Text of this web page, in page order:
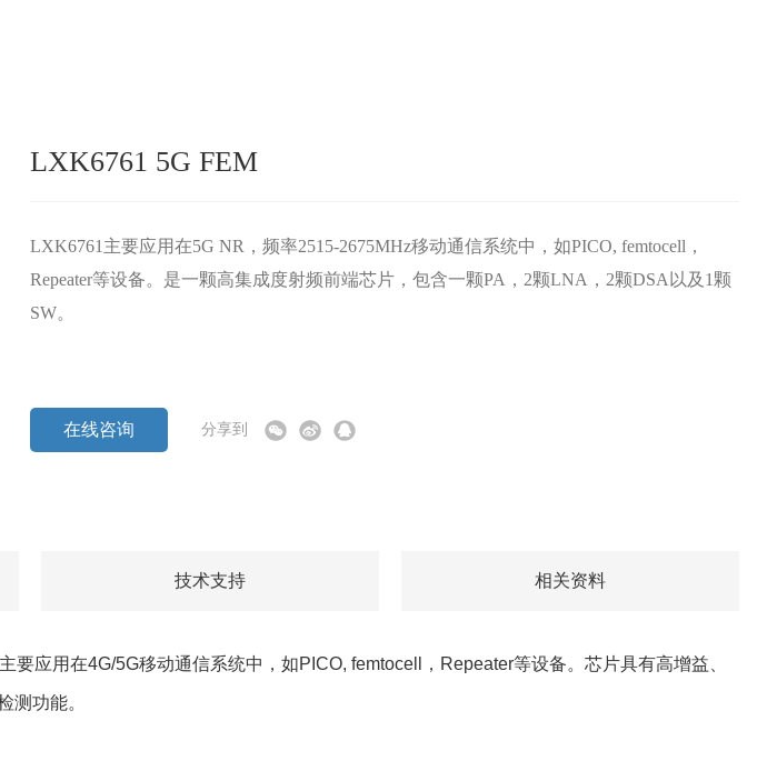
LXK6761 5G FEM
LXK6761主要应用在5G NR，频率2515-2675MHz移动通信系统中，如PICO, femtocell，
Repeater等设备。是一颗高集成度射频前端芯片，包含一颗PA，2颗LNA，2颗DSA以及1颗
SW。
在线咨询 分享到
技术支持 相关资料
主要应用在4G/5G移动通信系统中，如PICO, femtocell ， Repeater等设备。芯片具有高增益、
测功能。